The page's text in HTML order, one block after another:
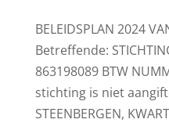
BELEIDSPLAN 2024
Betreffende:
863198089 BTW
stichting is niet
STEENBERGEN,